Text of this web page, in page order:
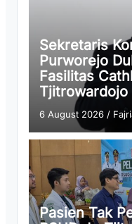
Sekretaris
Purworejo
Fasilitas
Tjitrowardojo
6 August 2026 /
Pasien Tak